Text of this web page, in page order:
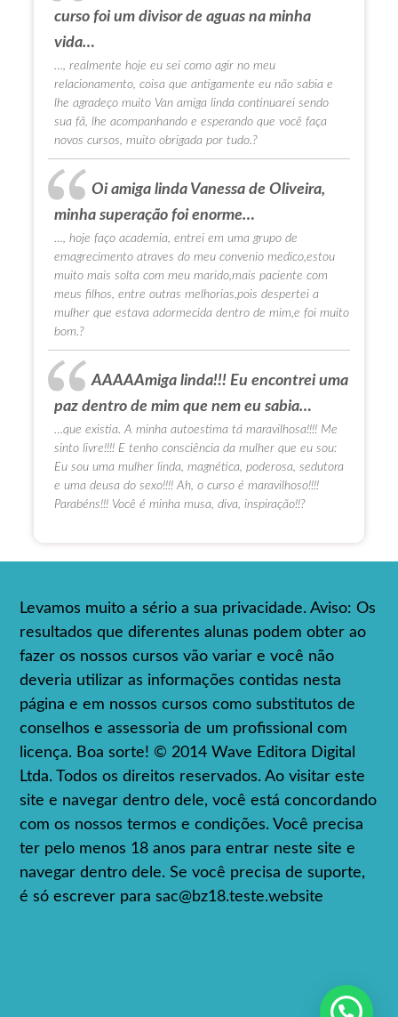
curso foi um divisor de aguas na minha
vida…
…, realmente hoje eu sei como agir no meu
relacionamento, coisa que antigamente eu não sabia e
lhe agradeço muito Van amiga linda continuarei sendo
sua fã, lhe acompanhando e esperando que você faça
novos cursos, muito obrigada por tudo.?
Oi amiga linda Vanessa de Oliveira,
minha superação foi enorme…
…, hoje faço academia, entrei em uma grupo de
emagrecimento atraves do meu convenio medico,estou
muito mais solta com meu marido,mais paciente com
meus filhos, entre outras melhorias,pois despertei a
mulher que estava adormecida dentro de mim,e foi muito
bom.?
AAAAAmiga linda!!! Eu encontrei uma
paz dentro de mim que nem eu sabia…
…que existia. A minha autoestima tá maravilhosa!!!! Me
sinto livre!!!! E tenho consciência da mulher que eu sou:
Eu sou uma mulher linda, magnética, poderosa, sedutora
e uma deusa do sexo!!!! Ah, o curso é maravilhoso!!!!
Parabéns!!! Você é minha musa, diva, inspiração!!?
Levamos muito a sério a sua privacidade. Aviso: Os
resultados que diferentes alunas podem obter ao
fazer os nossos cursos vão variar e você não
deveria utilizar as informações contidas nesta
página e em nossos cursos como substitutos de
conselhos e assessoria de um profissional com
licença. Boa sorte! © 2014 Wave Editora Digital
Ltda. Todos os direitos reservados. Ao visitar este
site e navegar dentro dele, você está concordando
com os nossos termos e condições. Você precisa
ter pelo menos 18 anos para entrar neste site e
navegar dentro dele. Se você precisa de suporte,
é só escrever parasac@bz18.teste.website